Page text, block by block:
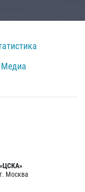
Медиа
«ЦСКА»
г. Москва